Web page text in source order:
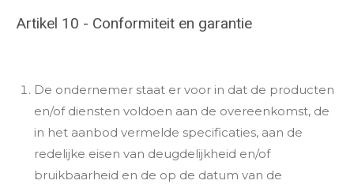
Artikel 10 - Conformiteit en garantie
De ondernemer staat er voor in dat de producten
en/of diensten voldoen aan de overeenkomst, de
in het aanbod vermelde specificaties, aan de
redelijke eisen van deugdelijkheid en/of
bruikbaarheid en de op de datum van de